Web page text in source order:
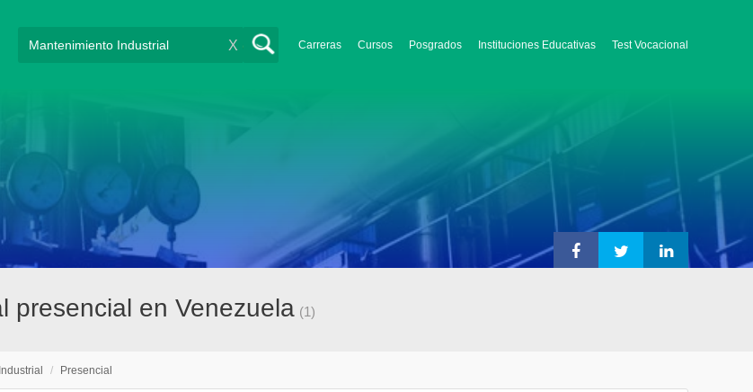
Carreras Cursos Posgrados Instituciones Educativas Test Vocacional
X
presencial en Venezuela (1)
/ Presencial